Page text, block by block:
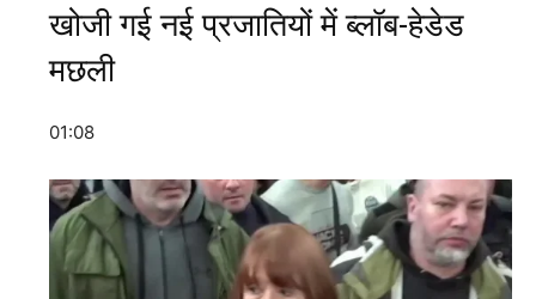
खोजी गई नई प्रजातियों में ब्लॉब-हेडेड
मछली
01:08